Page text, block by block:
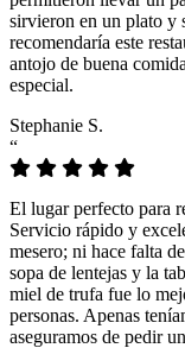
sirvieron en un plato y
recomendaría este
antojo de buena
especial.
Stephanie S.
“
El lugar perfecto para
Servicio rápido y
mesero; ni hace falta
sopa de lentejas y la
miel de trufa fue lo
personas. Apenas
aseguramos de pedir